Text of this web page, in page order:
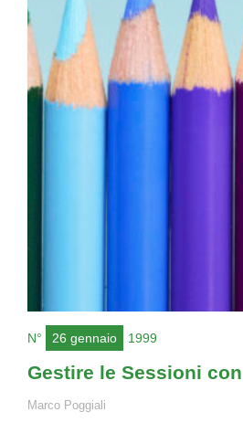
N° 26 gennaio 1999
Gestire le Sessioni
Marco Poggiali